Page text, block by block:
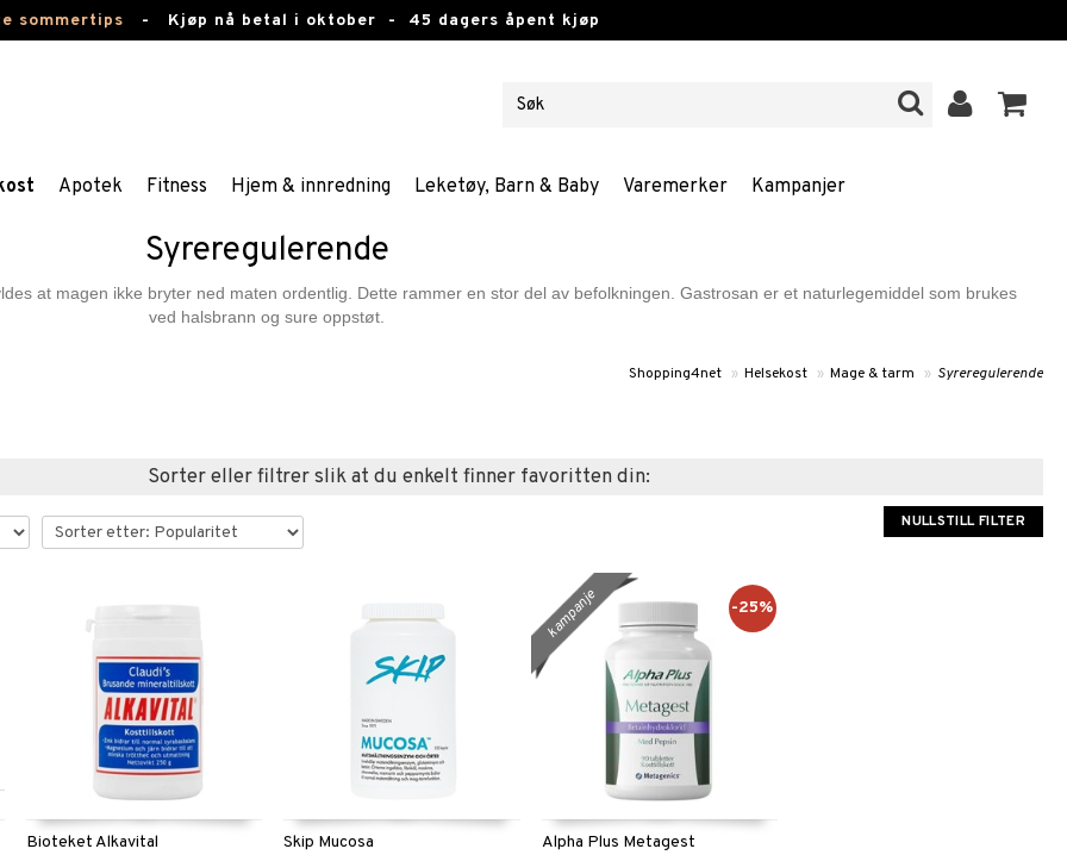
sommertips - Kjøp nå betal i oktober - 45 dagers åpent kjøp
Apotek Fitness Hjem & innredning Leketøy, Barn & Baby Varemerker Kampanjer
Syreregulerende
at magen ikke bryter ned maten ordentlig. Dette rammer en stor del av befolkningen. Gastrosan er et naturlegemiddel som brukes
ved halsbrann og sure oppstøt.
Shopping4net » Helsekost » Mage & tarm » Syreregulerende
Sorter eller filtrer slik at du enkelt finner favoritten din:
NULLSTILL FILTER
Bioteket Alkavital Skip Mucosa Alpha Plus Metagest
kampanje -25%